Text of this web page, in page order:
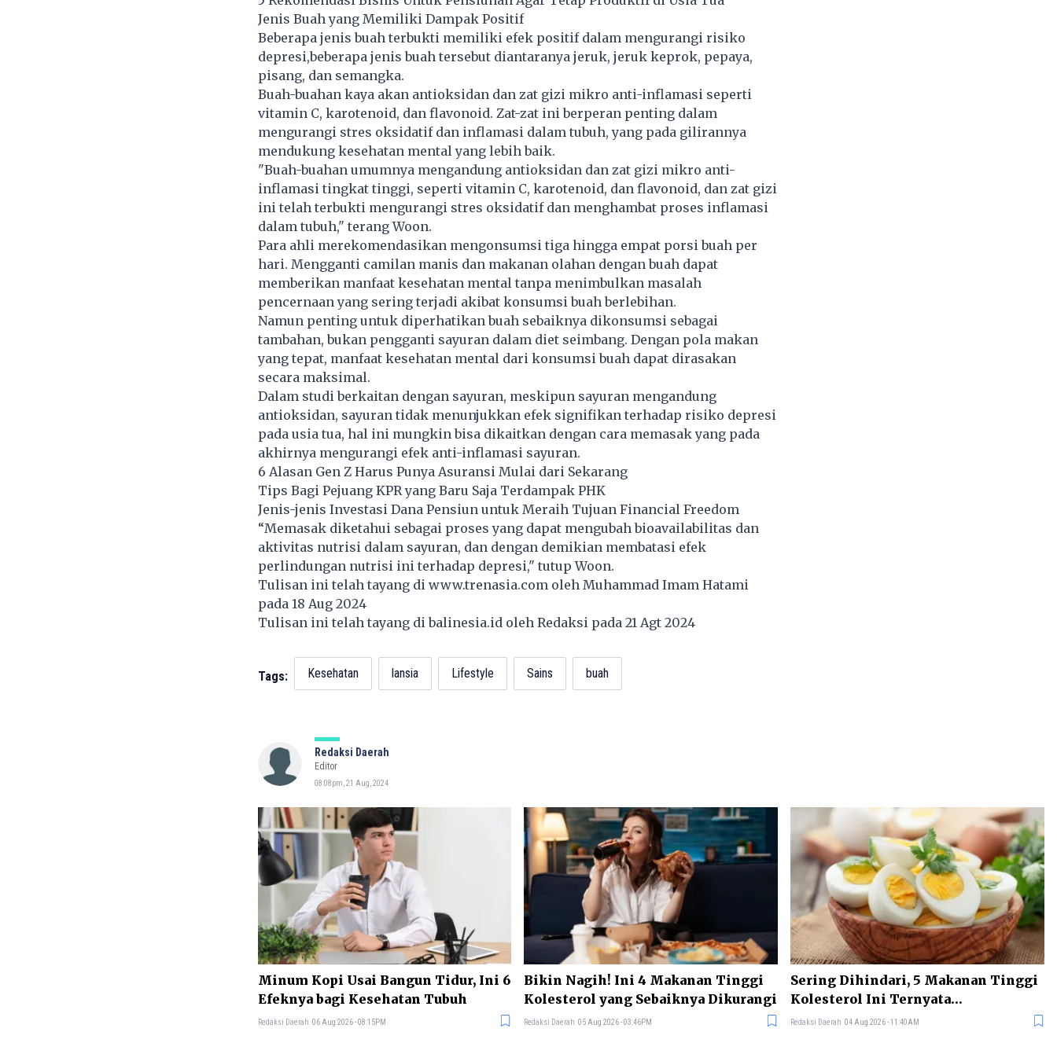
Jenis Buah yang Memiliki Dampak Positif
Beberapa jenis buah terbukti memiliki efek positif dalam mengurangi risiko
depresi,beberapa jenis buah tersebut diantaranya jeruk, jeruk keprok, pepaya,
pisang, dan semangka.
Buah-buahan kaya akan antioksidan dan zat gizi mikro anti-inflamasi seperti
vitamin C, karotenoid, dan flavonoid. Zat-zat ini berperan penting dalam
mengurangi stres oksidatif dan inflamasi dalam tubuh, yang pada gilirannya
mendukung kesehatan mental yang lebih baik.
"Buah-buahan umumnya mengandung antioksidan dan zat gizi mikro anti-
inflamasi tingkat tinggi, seperti vitamin C, karotenoid, dan flavonoid, dan zat gizi
ini telah terbukti mengurangi stres oksidatif dan menghambat proses inflamasi
dalam tubuh," terang Woon.
Para ahli merekomendasikan mengonsumsi tiga hingga empat porsi buah per
hari. Mengganti camilan manis dan makanan olahan dengan buah dapat
memberikan manfaat kesehatan mental tanpa menimbulkan masalah
pencernaan yang sering terjadi akibat konsumsi buah berlebihan.
Namun penting untuk diperhatikan buah sebaiknya dikonsumsi sebagai
tambahan, bukan pengganti sayuran dalam diet seimbang. Dengan pola makan
yang tepat, manfaat kesehatan mental dari konsumsi buah dapat dirasakan
secara maksimal.
Dalam studi berkaitan dengan sayuran, meskipun sayuran mengandung
antioksidan, sayuran tidak menunjukkan efek signifikan terhadap risiko depresi
pada usia tua, hal ini mungkin bisa dikaitkan dengan cara memasak yang pada
akhirnya mengurangi efek anti-inflamasi sayuran.
6 Alasan Gen Z Harus Punya Asuransi Mulai dari Sekarang
Tips Bagi Pejuang KPR yang Baru Saja Terdampak PHK
Jenis-jenis Investasi Dana Pensiun untuk Meraih Tujuan Financial Freedom
“Memasak diketahui sebagai proses yang dapat mengubah bioavailabilitas dan
aktivitas nutrisi dalam sayuran, dan dengan demikian membatasi efek
perlindungan nutrisi ini terhadap depresi," tutup Woon.
Tulisan ini telah tayang di www.trenasia.com oleh Muhammad Imam Hatami
pada 18 Aug 2024
Tulisan ini telah tayang dibalinesia.id oleh Redaksi pada 21 Agt 2024
Tags: Kesehatan lansia Lifestyle Sains buah
Redaksi Daerah
Editor
08:08pm, 21 Aug, 2024
Minum Kopi Usai Bangun Tidur, Ini 6
Efeknya bagi Kesehatan Tubuh
Redaksi Daerah 06 Aug 2026 - 08:15PM
Bikin Nagih! Ini 4 Makanan Tinggi
Kolesterol yang Sebaiknya Dikurangi
Redaksi Daerah 05 Aug 2026 - 03:46PM
Sering Dihindari, 5 Makanan Tinggi
Kolesterol Ini Ternyata
Menyehatkan Tubuh
Redaksi Daerah 04 Aug 2026 - 11:40AM